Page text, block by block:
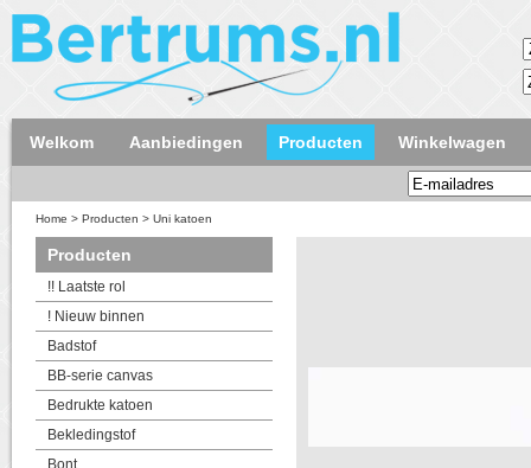
Welkom Aanbiedingen Producten Winkelwagen
Home > Producten > Uni katoen
Producten
!! Laatste rol
! Nieuw binnen
Badstof
BB-serie canvas
Bedrukte katoen
Bekledingstof
Bont